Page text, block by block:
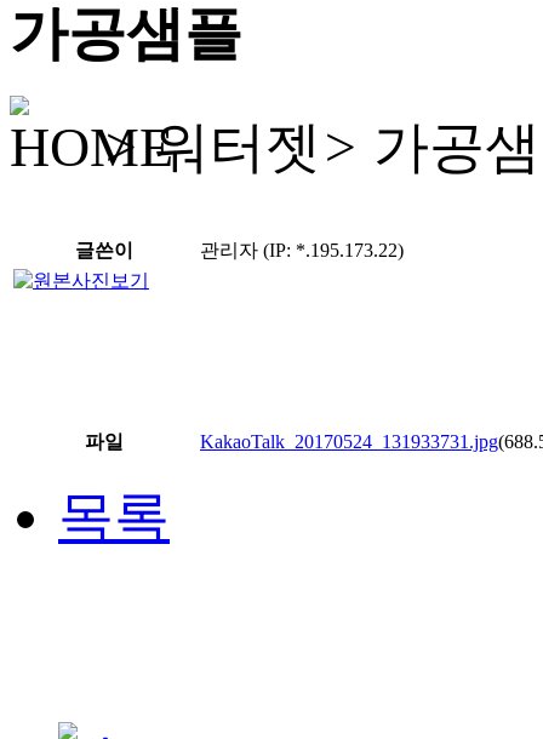
가공샘플
>워터젯 > 가공
글쓴이 관리자 (IP: *.195.173.22)
파일 KakaoTalk_20170524_131933731.jpg
목록